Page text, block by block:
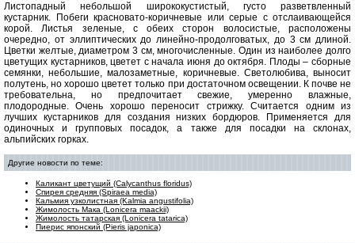
Листопадный небольшой ширококустистый, густо разветвленный
кустарник. Побеги красновато-коричневые или серые с отслаивающейся
корой. Листья зеленые, с обеих сторон волосистые, расположены
очередно, от эллиптических до линейно-продолговатых, до 3 см длиной.
Цветки желтые, диаметром 3 см, многочисленные. Один из наиболее долго
цветущих кустарников, цветет с начала июня до октября. Плоды – сборные
семянки, небольшие, малозаметные, коричневые. Светолюбива, выносит
полутень, но хорошо цветет только при достаточном освещении. К почве не
требовательна, но предпочитает свежие, умеренно влажные,
плодородные. Очень хорошо переносит стрижку. Считается одним из
лучших кустарников для создания низких бордюров. Применяется для
одиночных и групповых посадок, а также для посадки на склонах,
альпийских горках.
Другие новости по теме:
Каликант цветущий (Calycanthus floridus)
Спирея средняя (Spiraea media)
Кальмия узколистная (Kalmia angustifolia)
Жимолость Мака (Lonicera maackii)
Жимолость татарская (Lonicera tatarica)
Пиерис японский (Pieris japonica)